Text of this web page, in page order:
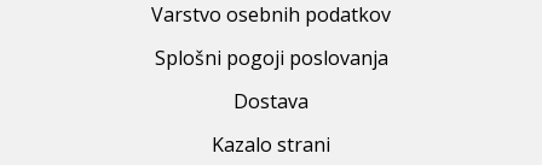
Varstvo osebnih podatkov
Splošni pogoji poslovanja
Dostava
Kazalo strani